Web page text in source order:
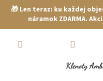
🎁 Len teraz: ku každej
náramok ZDARMA.